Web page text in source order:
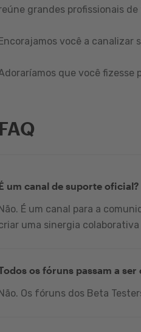
grandes profissionais de
você a
que você fizesse
FAQ
um canal de suporte oficial?
É um canal para a
uma sinergia
os fóruns passam a
Os fóruns dos Beta